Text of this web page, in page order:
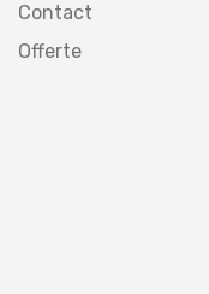
Contact
Offerte